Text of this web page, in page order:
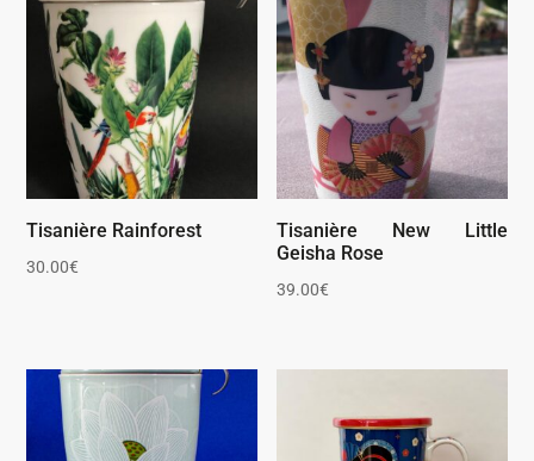
Tisanière Rainforest
30.00€
Tisanière New Little
Geisha Rose
39.00€